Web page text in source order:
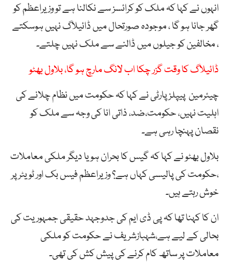
انہوں نے کہا کہ ملک کو کرائسز سے نکالنا ہے تو وزیراعظم کو
گھر جانا ہو گا ، موجودہ صورتحال میں ڈائیلاگ نہیں ہوسکتے
، مخالفین کو جیلوں میں ڈالنے سے ملک نہیں چلتے۔
ڈائیلاگ کا وقت گزر چکا اب لانگ مارچ ہو گا، بلاول بھٹو
چیئرمین پیپلز پارٹی نے کہا کہ حکومت میں نظام چلانے کی
اہلیت نہیں، حکومت،ضد، ذاتی انا کی وجہ سے ملک کو
نقصان پہنچا رہی ہے۔
بلاول بھٹو نے کہا کہ گیس کا بحران ہو یا دیگر ملکی معاملات
،حکومت کی پالیسی کہاں ہے؟ وزیراعظم فیس بک اور ٹویٹر پر
خوش رہتے ہیں۔
ان کا کہنا تھا کہ پی ڈی ایم کی جدوجہد حقیقی جمہوریت کی
بحالی کے لیے ہے،شہبازشریف نے حکومت کو ملکی
معاملات پر ساتھ کام کرنے کی پیش کش کی تھی۔